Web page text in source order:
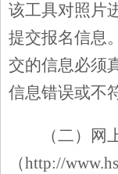
该工具对照片
提交报名信息
交的信息必须
信息错误或不
（二）网
（http://